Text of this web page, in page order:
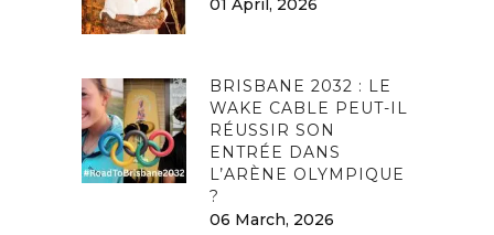
BRISBANE 2032 : LE
WAKE CABLE PEUT-IL
RÉUSSIR SON
ENTRÉE DANS
L’ARÈNE OLYMPIQUE
?
06 March, 2026